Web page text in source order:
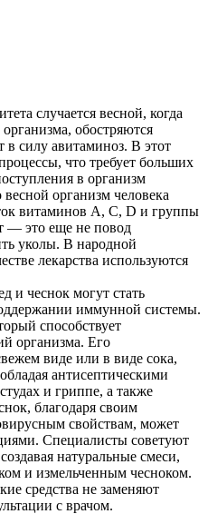
случается весной, когда
обостряются
в силу авитаминоз. В этот
что требует больших
в организм
организм человека
витаминов А, С, D и группы
это еще не повод
уколы. В народной
лекарства используются
и чеснок могут стать
иммунной системы.
способствует
организма. Его
виде или в виде сока,
антисептическими
и гриппе, а также
благодаря своим
свойствам, может
Специалисты советуют
натуральные смеси,
и измельченным чесноком.
средства не заменяют
с врачом.